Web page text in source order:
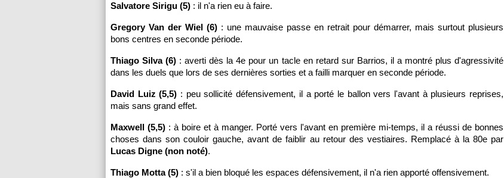
Salvatore Sirigu (5) : il n'a rien eu à faire.
Gregory Van der Wiel (6) : une mauvaise passe en retrait pour démarrer, mais surtout plusieurs
bons centres en seconde période.
Thiago Silva (6) : averti dès la 4e pour un tacle en retard sur Barrios, il a montré plus d'agressivité
dans les duels que lors de ses dernières sorties et a failli marquer en seconde période.
David Luiz (5,5) : peu sollicité défensivement, il a porté le ballon vers l'avant à plusieurs reprises,
mais sans grand effet.
Maxwell (5,5) : à boire et à manger. Porté vers l'avant en première mi-temps, il a réussi de bonnes
choses dans son couloir gauche, avant de faiblir au retour des vestiaires. Remplacé à la 80e par
Lucas Digne (non noté).
Thiago Motta (5) : s'il a bien bloqué les espaces défensivement, il n'a rien apporté offensivement.